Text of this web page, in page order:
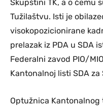
Skupštini TK, a o čemu
Tužilaštvu. Isti je
visokopozicionirane
prelazak iz PDA u SDA
Federalni zavod PIO/
Kantonalnoj listi SDA
Optužnica